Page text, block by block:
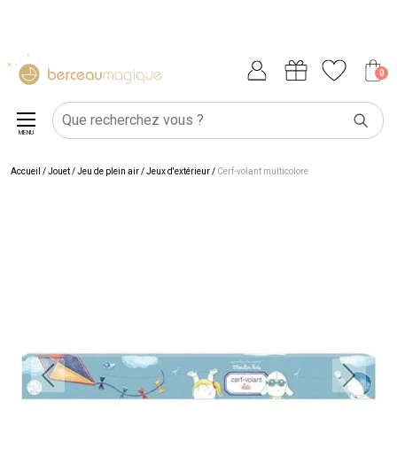
0
MENU
Accueil /Jouet/Jeu de plein air/Jeux d'extérieur/ Cerf-volant multicolore